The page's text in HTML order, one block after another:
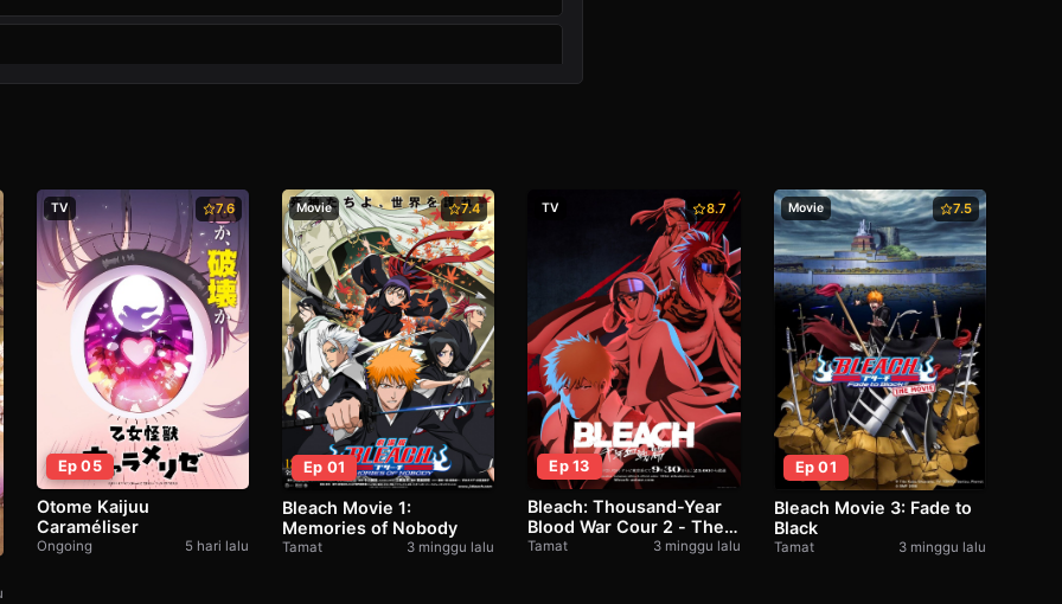
TV 7.6
Ep 05
Otome Kaijuu
Caraméliser
Ongoing 5 hari lalu
Movie 7.4
Ep 01
Bleach Movie 1:
Memories of Nobody
Tamat 3 minggu lalu
TV 8.7
Ep 13
Bleach: Thousand-Year
Blood War Cour 2 - The
Separation
Tamat 3 minggu lalu
Movie 7.5
Ep 01
Bleach Movie 3: Fade to
Black
Tamat 3 minggu lalu